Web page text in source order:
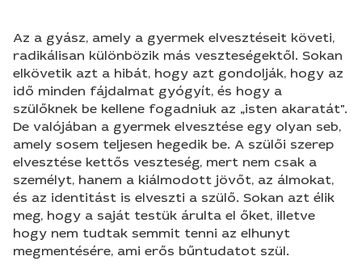
Az a gyász, amely a gyermek elvesztéseit követi,
radikálisan különbözik más veszteségektől. Sokan
elkövetik azt a hibát, hogy azt gondolják, hogy az
idő minden fájdalmat gyógyít, és hogy a
szülőknek be kellene fogadniuk az „isten akaratát".
De valójában a gyermek elvesztése egy olyan seb,
amely sosem teljesen hegedik be. A szülői szerep
elvesztése kettős veszteség, mert nem csak a
személyt, hanem a kiálmodott jövőt, az álmokat,
és az identitást is elveszti a szülő. Sokan azt élik
meg, hogy a saját testük árulta el őket, illetve
hogy nem tudtak semmit tenni az elhunyt
megmentésére, ami erős bűntudatot szül.